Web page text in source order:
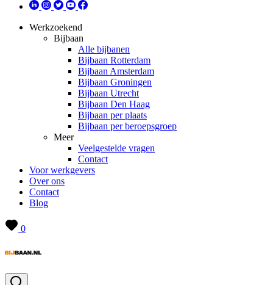
Werkzoekend
Bijbaan
Alle bijbanen
Bijbaan Rotterdam
Bijbaan Amsterdam
Bijbaan Groningen
Bijbaan Utrecht
Bijbaan Den Haag
Bijbaan per plaats
Bijbaan per beroepsgroep
Meer
Veelgestelde vragen
Contact
Voor werkgevers
Over ons
Contact
Blog
0